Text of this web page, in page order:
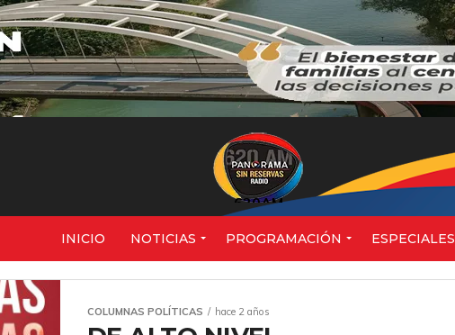
620AM
INICIO NOTICIAS PROGRAMACIÓN ESPECIALES
COLUMNAS POLÍTICAS hace 2 años